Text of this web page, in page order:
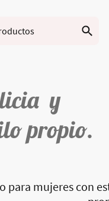
y
propio.
para mujeres con